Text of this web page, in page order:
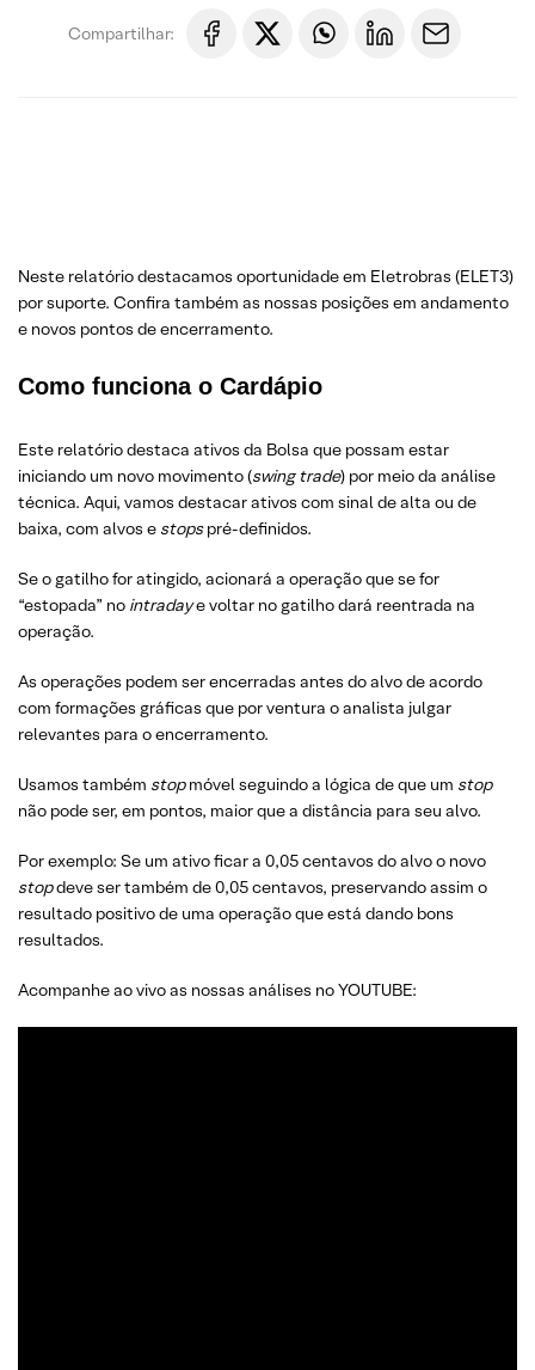
Compartilhar:
Neste relatório destacamos oportunidade em Eletrobras (ELET3)
por suporte. Confira também as nossas posições em andamento
e novos pontos de encerramento.
Como funciona o Cardápio
Este relatório destaca ativos da Bolsa que possam estar
iniciando um novo movimento (swing trade) por meio da análise
técnica. Aqui, vamos destacar ativos com sinal de alta ou de
baixa, com alvos e stopspré-definidos.
Se o gatilho for atingido, acionará a operação que se for
“estopada” no intradaye voltar no gatilho dará reentrada na
operação.
As operações podem ser encerradas antes do alvo de acordo
com formações gráficas que por ventura o analista julgar
relevantes para o encerramento.
Usamos também stopmóvel seguindo a lógica de que um stop
não pode ser, em pontos, maior que a distância para seu alvo.
Por exemplo: Se um ativo ficar a 0,05 centavos do alvo o novo
stopdeve ser também de 0,05 centavos, preservando assim o
resultado positivo de uma operação que está dando bons
resultados.
Acompanhe ao vivo as nossas análises no YOUTUBE: